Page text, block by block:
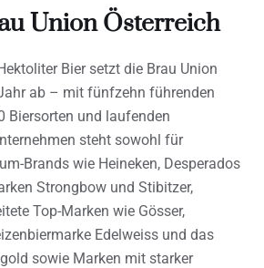
Union Österreich
Bier setzt die Brau Union
ab – mit fünfzehn führenden
Biersorten und laufenden
steht sowohl für
Brands wie Heineken, Desperados
Strongbow und Stibitzer,
Top-Marken wie Gösser,
Edelweiss und das
sowie Marken mit starker